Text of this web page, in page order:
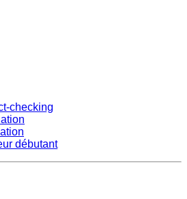
checking
débutant